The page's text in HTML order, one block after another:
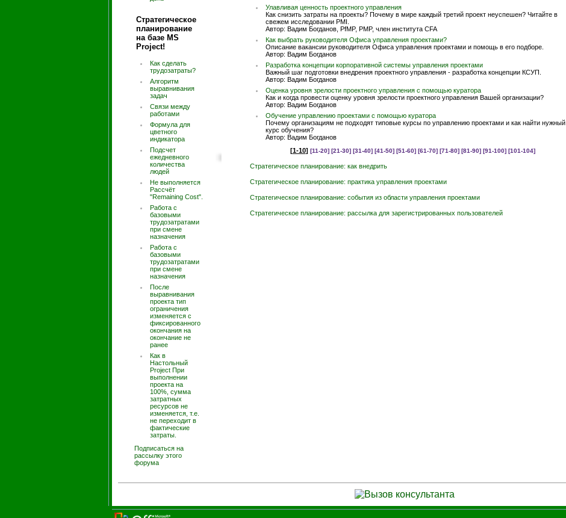
Стратегическое
планирование
на базе MS
Project!
Как сделать
трудозатраты?
Алгоритм
выравнивания
задач
Связи между
работами
Формула для
цветного
индикатора
Подсчет
ежедневного
количества
людей
Не выполняется
Рассчёт
"Remaining Cost".
Работа с
базовыми
трудозатратами
при смене
назначения
Работа с
базовыми
трудозатратами
при смене
назначения
После
выравнивания
проекта тип
ограничения
изменяется с
фиксированного
окончания на
окончание не
ранее
Как в
Настольный
Project При
выполнении
проекта на
100%, сумма
затратных
ресурсов не
изменяется, т.е.
не переходит в
фактические
затраты.
Подписаться на
рассылку этого
форума
Улавливая ценность проектного управления
Как снизить затраты на проекты? Почему в мире каждый третий проект неуспешен? Читайте в
свежем исследовании PMI.
Автор: Вадим Богданов, PfMP, PMP, член института CFA
Как выбрать руководителя Офиса управления проектами?
Описание вакансии руководителя Офиса управления проектами и помощь в его подборе.
Автор: Вадим Богданов
Разработка концепции корпоративной системы управления проектами
Важный шаг подготовки внедрения проектного управления - разработка концепции КСУП.
Автор: Вадим Богданов
Оценка уровня зрелости проектного управления с помощью куратора
Как и когда провести оценку уровня зрелости проектного управления Вашей организации?
Автор: Вадим Богданов
Обучение управлению проектами с помощью куратора
Почему организациям не подходят типовые курсы по управлению проектами и как найти нужный
курс обучения?
Автор: Вадим Богданов
[1-10] [11-20] [21-30] [31-40] [41-50] [51-60] [61-70] [71-80] [81-90] [91-100] [101-104]
Стратегическое планирование: как внедрить
Стратегическое планирование: практика управления проектами
Стратегическое планирование: события из области управления проектами
Стратегическое планирование: рассылка для зарегистрированных пользователей